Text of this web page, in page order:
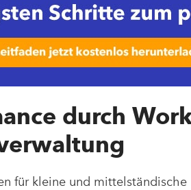
durch
für kleine und